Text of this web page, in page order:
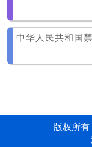
中华人民共和国
版权所